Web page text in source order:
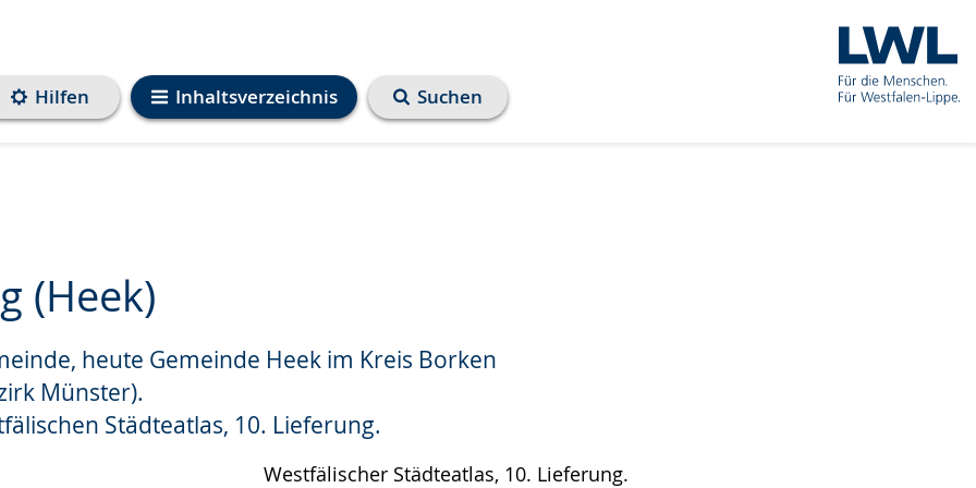
Inhaltsverzeichnis
Hilfen Suchen
(Heek)
heute Gemeinde Heek im Kreis Borken
Münster).
Städteatlas, 10. Lieferung.
Westfälischer Städteatlas, 10. Lieferung.